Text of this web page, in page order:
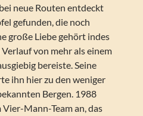
neue Routen entdeckt
gefunden, die noch
große Liebe gehört indes
von mehr als einem
bereiste. Seine
ihn hier zu den weniger
Bergen. 1988
Mann-Team an, das